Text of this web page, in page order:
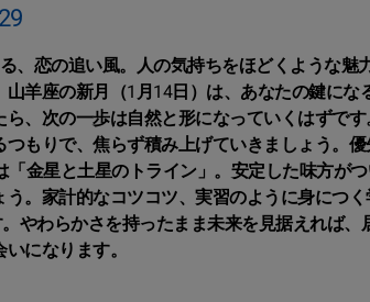
、恋の追い風。人の気持ちをほどくような
羊座の新月（1月14日）は、あなたの鍵に
、次の一歩は自然と形になっていくはずで
もりで、焦らず積み上げていきましょう。
「金星と土星のトライン」。安定した味方が
。家計的なコツコツ、実習のように身につ
やわらかさを持ったまま未来を見据えれば
になります。